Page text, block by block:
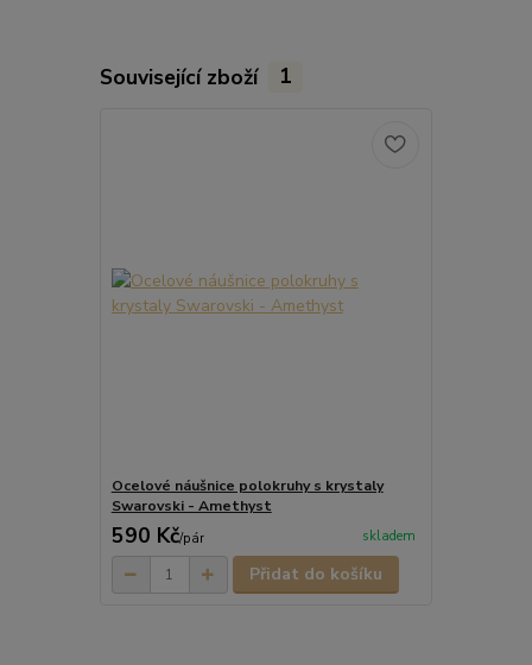
Související zboží 1
Ocelové náušnice polokruhy s krystaly
Swarovski - Amethyst
590 Kč/pár skladem
Přidat do košíku